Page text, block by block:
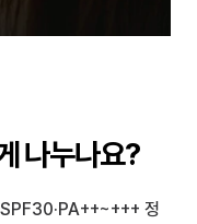
나누나요?
정